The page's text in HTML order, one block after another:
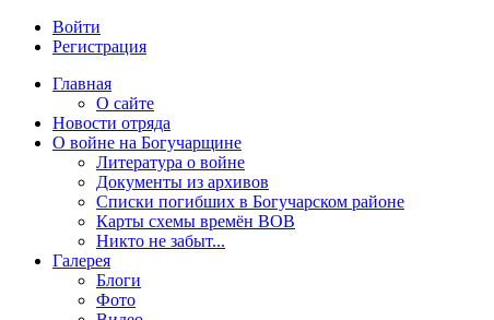
Войти
Регистрация
Главная
О сайте
Новости отряда
О войне на Богучарщине
Литература о войне
Документы из архивов
Списки погибших в Богучарском районе
Карты схемы времён ВОВ
Никто не забыт...
Галерея
Блоги
Фото